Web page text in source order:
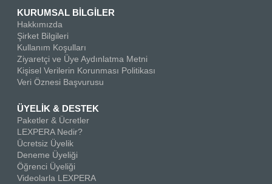
KURUMSAL BİLGİLER
Hakkımızda
Şirket Bilgileri
Kullanım Koşulları
Ziyaretçi ve Üye Aydınlatma Metni
Kişisel Verilerin Korunması Politikası
Veri Öznesi Başvurusu
ÜYELİK & DESTEK
Paketler & Ücretler
LEXPERA Nedir?
Ücretsiz Üyelik
Deneme Üyeliği
Öğrenci Üyeliği
Videolarla LEXPERA